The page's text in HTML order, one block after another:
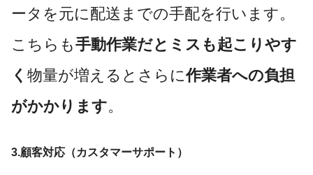
ータを元に配送までの手配を行います。
こちらも手動作業だとミスも起こりやす
く 物量が増えるとさらに作業者への負担
がかかります。
3.顧客対応（カスタマーサポート）